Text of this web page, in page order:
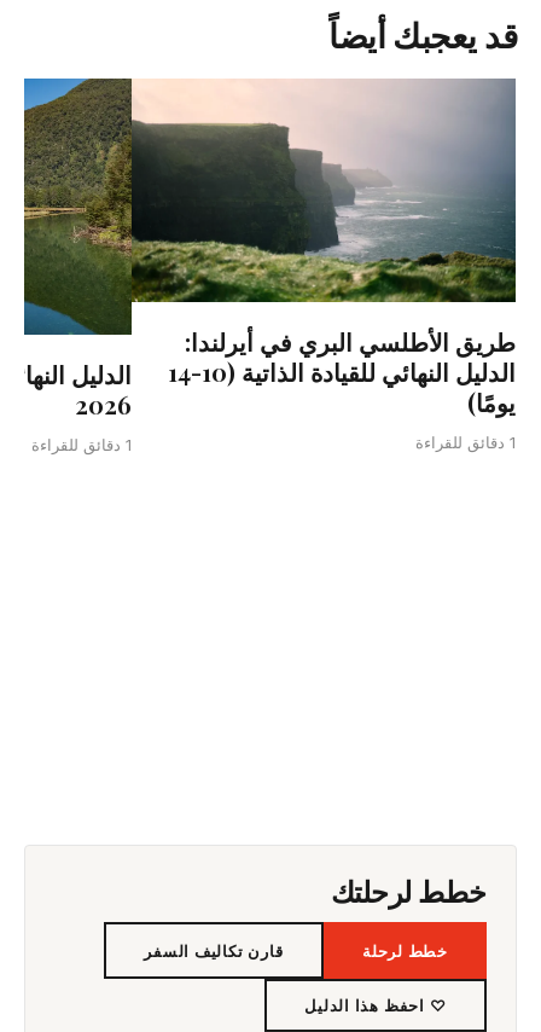
قد يعجبك أيضاً
طريق الأطلسي البري في أيرلندا:
الدليل النهائي للقيادة الذاتية (10-14
يومًا)
1 دقائق للقراءة
الدليل
2026
1 دقائق للقراءة
خطط لرحلتك
خطط لرحلة قارن تكاليف السفر
♡ احفظ هذا الدليل